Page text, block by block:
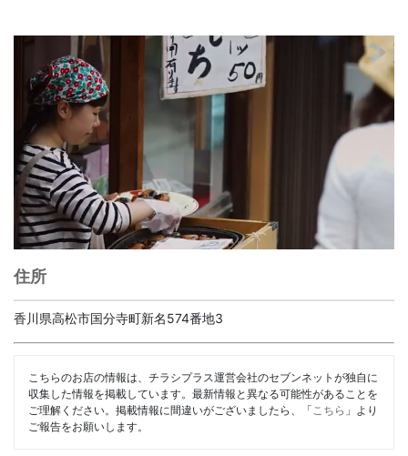
住所
香川県高松市国分寺町新名574番地3
こちらのお店の情報は、チラシプラス運営会社のセブンネットが独自に
収集した情報を掲載しています。最新情報と異なる可能性があることを
ご理解ください。掲載情報に間違いがございましたら、「 こちら 」より
ご報告をお願いします。